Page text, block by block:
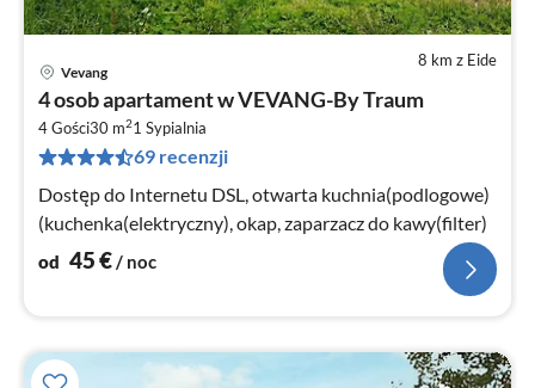
8 km z Eide
Vevang
4 osob apartament w VEVANG-By Traum
4 Gości30 m21 Sypialnia
69 recenzji
Dostęp do Internetu DSL, otwarta kuchnia(podlogowe)
(kuchenka(elektryczny), okap, zaparzacz do kawy(filter)
od 45€/ noc